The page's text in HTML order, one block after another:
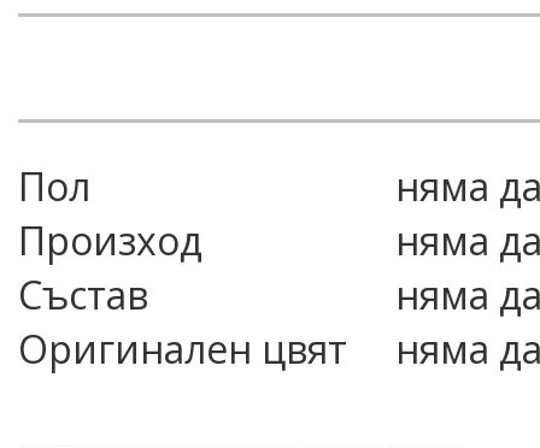
Пол
няма
Произход
няма
Състав
няма
Оригинален цвят
няма